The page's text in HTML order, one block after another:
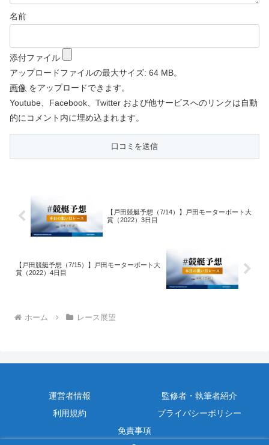
名前
添付ファイル
アップロードファイルの最大サイズ: 64 MB。
画像 をアップロードできます。
Youtube、Facebook、Twitter および他サービスへのリンクは自動
的にコメント内に埋め込まれます。
【戸田競艇予想（7/14）】戸田モーターボート大
賞（2022）3日目
【戸田競艇予想（7/15）】戸田モーターボート大
賞（2022）4日目
ホーム レース展望
運営者情報
監修者・執筆者紹介
利用規約
プライバシーポリシー
免責事項